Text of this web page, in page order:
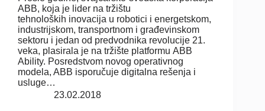
ABB, koja je lider na tržištu
tehnoloških inovacija u robotici i energetskom,
industrijskom, transportnom i građevinskom
sektoru i jedan od predvodnika revolucije 21.
veka, plasirala je na tržište platformu ABB
Ability. Posredstvom novog operativnog
modela, ABB isporučuje digitalna rešenja i
usluge…
23.02.2018